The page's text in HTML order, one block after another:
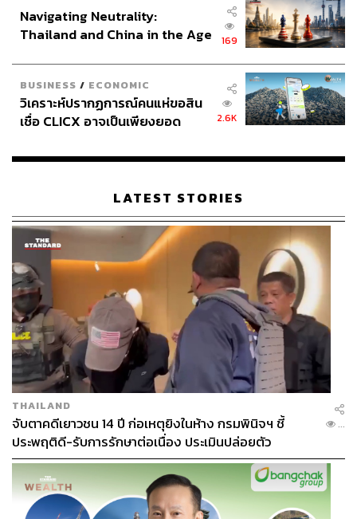
รัฐพิธีศพ ชินโซ อาเบะ อดีตนายกรัฐมนตรีที่ดำรงตำแหน่ง
ยาวนานที่สุดในประวัติศาสตร์การเมืองญี่ปุ่น วันที่ 27
กันยายน 2022
ภาพ: Takashi Aoyama / Getty Images
TAGS: Shinzo Abe การลอบสังหาร
พิธีศพ
Fumio Kishida
Japan
178
Navigating Neutrality:
Thailand and China in the Age
169
BUSINESS / ECONOMIC
วิเคราะห์ปรากฏการณ์คนแห่ขอสิน
เชื่อ CLICX อาจเป็นเพียงยอด
เรือนไทยที่ถูกซุกไว้
2.6K
LATEST STORIES
THAILAND
จับตาคดีเยาวชน 14 ปี ก่อเหตุยิงในห้าง กรมพินิจฯ ชี้
ประพฤติดี-รับการรักษาต่อเนื่อง ประเมินปล่อยตัว
...